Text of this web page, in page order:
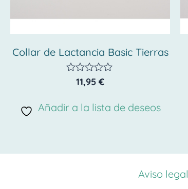
Collar de Lactancia Basic Tierras
Valorado
de
11,95 €
Añadir a la lista de deseos
Aviso legal